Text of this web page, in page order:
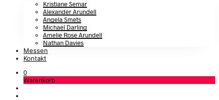
Kristiane Semar
Alexander Arundell
Angela Smets
Michael Darling
Amelie Rose Arundell
Nathan Davies
Messen
Kontakt
0
Warenkorb